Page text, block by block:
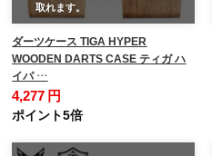
取れます。
ダーツケース TIGA HYPER
WOODEN DARTS CASE ティガ ハ
イパ …
4,277 円
ポイント5倍